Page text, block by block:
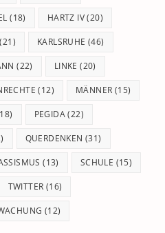
(18) HARTZ IV(20)
(21) KARLSRUHE (46)
(22) LINKE (20)
(12) MÄNNER (15)
PEGIDA(22)
QUERDENKEN (31)
(13) SCHULE (15)
TWITTER (16)
(12)